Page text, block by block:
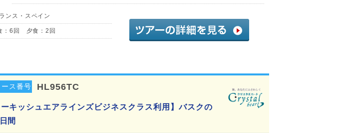
ンス・スペイン
：6回 夕食：2回
ース番号 HL956TC
キッシュエアラインズビジネスクラス利用】バスクの
間